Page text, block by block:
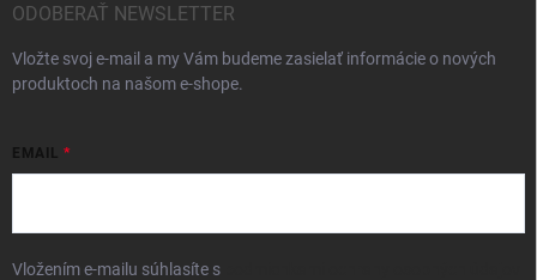
ODOBERAŤ NEWSLETTER
Vložte svoj e-mail a my Vám budeme zasielať informácie o nových
produktoch na našom e-shope.
EMAIL
Vložením e-mailu súhlasíte s